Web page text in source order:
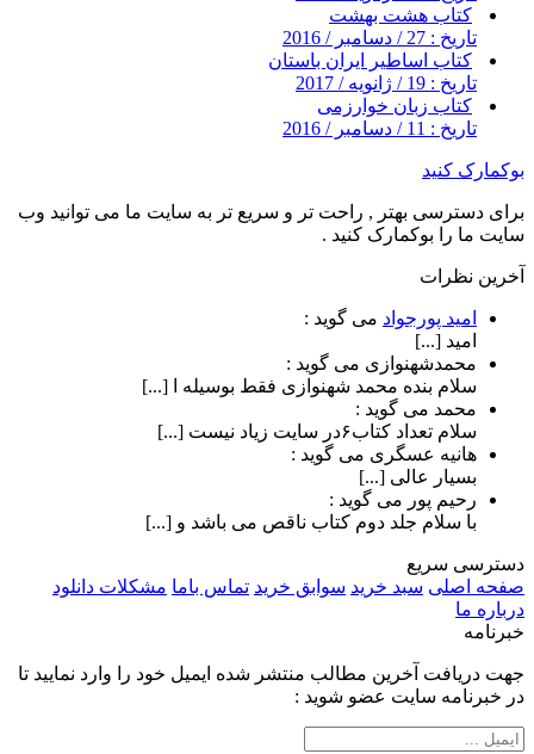
کتاب هشت بهشت
تاریخ : 27 / دسامبر / 2016
کتاب اساطیر ایران باستان
تاریخ : 19 / ژانویه / 2017
کتاب زبان خوارزمی
تاریخ : 11 / دسامبر / 2016
بوکمارک کنید
برای دسترسی بهتر , راحت تر و سریع تر به سایت ما می توانید وب
سایت ما را بوکمارک کنید .
آخرین نظرات
امید پورجواد می گوید :
امید [...]
محمدشهنوازی می گوید :
سلام بنده محمد شهنوازی فقط بوسیله ا [...]
محمد می گوید :
سلام تعداد کتاب۶در سایت زیاد نیست [...]
هانیه عسگری می گوید :
بسیار عالی [...]
رحیم پور می گوید :
با سلام جلد دوم کتاب ناقص می باشد و [...]
دسترسی سریع
صفحه اصلی سبد خرید سوابق خرید تماس باما مشکلات دانلود
درباره ما
خبرنامه
جهت دریافت آخرین مطالب منتشر شده ایمیل خود را وارد نمایید تا
در خبرنامه سایت عضو شوید :